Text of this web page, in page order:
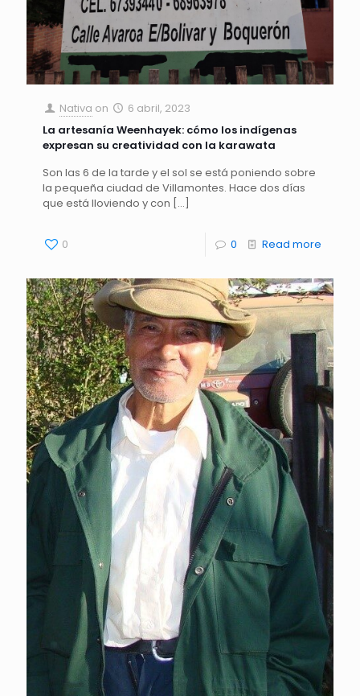
Nativa on
6 abril, 2023
La artesanía Weenhayek: cómo los indígenas
expresan su creatividad con la karawata
Son las 6 de la tarde y el sol se está poniendo sobre
la pequeña ciudad de Villamontes. Hace dos días
que está lloviendo y con […]
0 0 Read more